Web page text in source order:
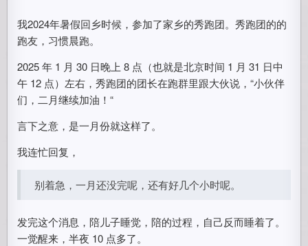
我2024年暑假回乡时候，参加了家乡的秀跑团。秀跑团的的
跑友，习惯晨跑。
2025 年 1 月 30 日晚上 8 点（也就是北京时间 1 月 31 日中
午 12 点）左右，秀跑团的团长在跑群里跟大伙说，“小伙伴
们，二月继续加油！“
言下之意，是一月份就这样了。
我连忙回复，
别着急，一月还没完呢，还有好几个小时呢。
发完这个消息，陪儿子睡觉，陪的过程，自己反而睡着了。
一觉醒来，半夜 10 点多了。